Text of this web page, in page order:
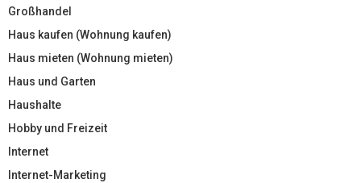
Großhandel
Haus kaufen (Wohnung kaufen)
Haus mieten (Wohnung mieten)
Haus und Garten
Haushalte
Hobby und Freizeit
Internet
Internet-Marketing